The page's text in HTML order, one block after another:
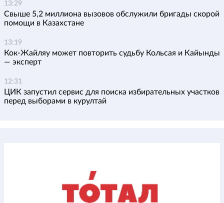
13:29
Свыше 5,2 миллиона вызовов обслужили бригады скорой
помощи в Казахстане
13:19
Кок-Жайляу может повторить судьбу Кольсая и Кайынды
— эксперт
12:31
ЦИК запустил сервис для поиска избирательных участков
перед выборами в курултай